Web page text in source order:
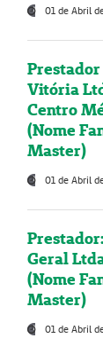
01 de Abril
Vitória
Centro
(Nome
Master)
01 de Abril
Geral
(Nome
Master)
01 de Abril